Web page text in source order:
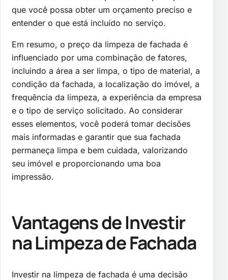
que você possa obter um orçamento preciso e
entender o que está incluído no serviço.
Em resumo, o preço da limpeza de fachada é
influenciado por uma combinação de fatores,
incluindo a área a ser limpa, o tipo de material, a
condição da fachada, a localização do imóvel, a
frequência da limpeza, a experiência da empresa
e o tipo de serviço solicitado. Ao considerar
esses elementos, você poderá tomar decisões
mais informadas e garantir que sua fachada
permaneça limpa e bem cuidada, valorizando
seu imóvel e proporcionando uma boa
impressão.
Vantagens de Investir
na Limpeza de Fachada
Investir na limpeza de fachada é uma decisão